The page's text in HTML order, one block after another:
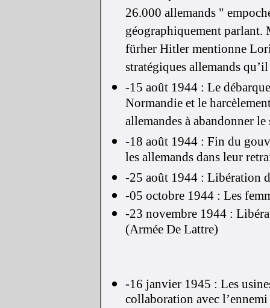
26.000 allemands "
géographiquement
fürher Hitler mentionne
stratégiques allemands
-15 août 1944 : Le
Normandie et le
allemandes à abandonner
-18 août 1944 : Fin du
les allemands dans leur
-25 août 1944 : Libération
-05 octobre 1944 : Les
-23 novembre 1944 :
(Armée De Lattre)
-16 janvier 1945 : Les
collaboration avec l’ennemi